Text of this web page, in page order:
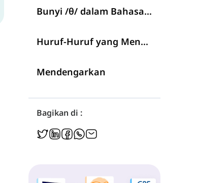
Bunyi /θ/ dalam Bahasa Inggris
Huruf-Huruf yang Menghasilkan Bunyi /θ/
Mendengarkan
Bagikan di :